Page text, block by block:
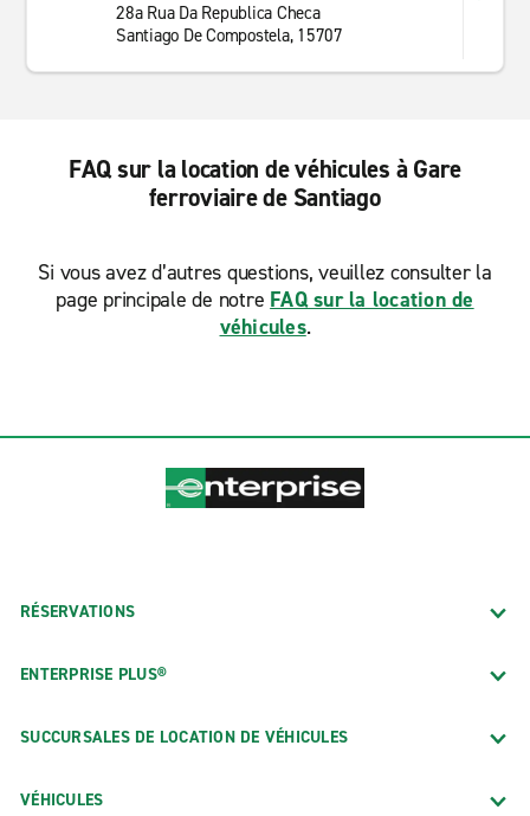
28a Rua Da Republica Checa
Santiago De Compostela, 15707
FAQ sur la location de véhicules à Gare
ferroviaire de Santiago
Si vous avez d’autres questions, veuillez consulter la
page principale de notre FAQ sur la location de
véhicules.
RÉSERVATIONS
ENTERPRISE PLUS®
SUCCURSALES DE LOCATION DE VÉHICULES
VÉHICULES